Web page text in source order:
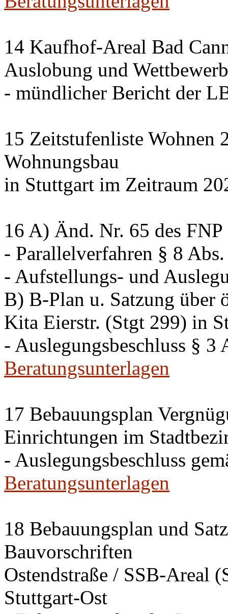
14 Kaufhof-Areal Bad
Auslobung und Wettbewerb
- mündlicher Bericht der
15 Zeitstufenliste Wohnen
Wohnungsbau
in Stuttgart im Zeitraum
16 A) Änd. Nr. 65 des
- Parallelverfahren § 8
- Aufstellungs- und
B) B-Plan u. Satzung über
Kita Eierstr. (Stgt 299) in
- Auslegungsbeschluss § 3
Beratungsunterlagen
17 Bebauungsplan
Einrichtungen im
- Auslegungsbeschluss
Beratungsunterlagen
18 Bebauungsplan und
Bauvorschriften
Ostendstraße / SSB-Areal
Stuttgart-Ost